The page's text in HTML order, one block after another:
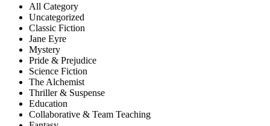
All Category
Uncategorized
Classic Fiction
Jane Eyre
Mystery
Pride & Prejudice
Science Fiction
The Alchemist
Thriller & Suspense
Education
Collaborative & Team Teaching